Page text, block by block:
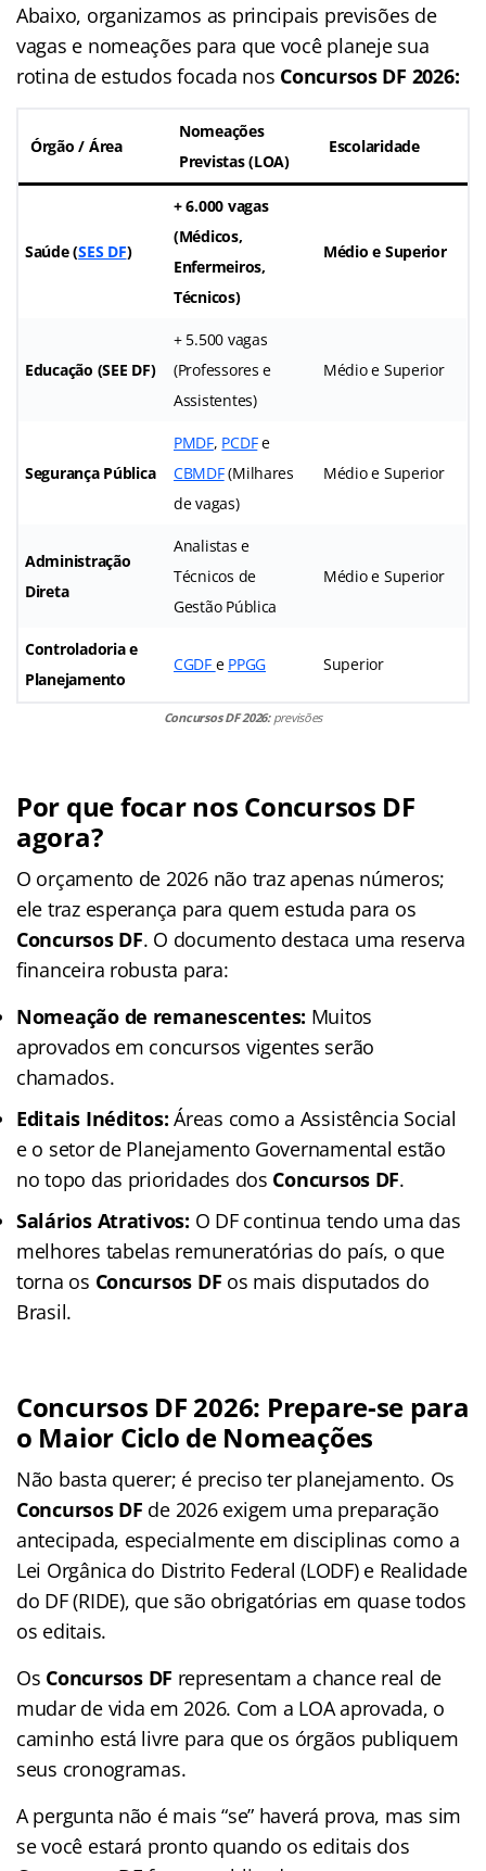
Abaixo, organizamos as principais previsões de
vagas e nomeações para que você planeje sua
rotina de estudos focada nos Concursos DF 2026:
Órgão / Área
Nomeações
Previstas (LOA)
Escolaridade
Saúde (SES DF)
+ 6.000 vagas
(Médicos,
Enfermeiros,
Técnicos)
Médio e Superior
Educação (SEE DF)
+ 5.500 vagas
(Professores e
Assistentes)
Médio e Superior
Segurança Pública
PMDF, PCDFe
CBMDF(Milhares
de vagas)
Médio e Superior
Administração
Direta
Analistas e
Técnicos de
Gestão Pública
Médio e Superior
Controladoria e
Planejamento
CGDF e PPGG Superior
Concursos DF 2026: previsões
Por que focar nos Concursos DF
agora?
O orçamento de 2026 não traz apenas números;
ele traz esperança para quem estuda para os
Concursos DF. O documento destaca uma reserva
financeira robusta para:
Nomeação de remanescentes: Muitos
aprovados em concursos vigentes serão
chamados.
Editais Inéditos: Áreas como a Assistência Social
e o setor de Planejamento Governamental estão
no topo das prioridades dos Concursos DF.
Salários Atrativos: O DF continua tendo uma das
melhores tabelas remuneratórias do país, o que
torna os Concursos DF os mais disputados do
Brasil.
Concursos DF 2026: Prepare-se para
o Maior Ciclo de Nomeações
Não basta querer; é preciso ter planejamento. Os
Concursos DF de 2026 exigem uma preparação
antecipada, especialmente em disciplinas como a
Lei Orgânica do Distrito Federal (LODF) e Realidade
do DF (RIDE), que são obrigatórias em quase todos
os editais.
Os Concursos DF representam a chance real de
mudar de vida em 2026. Com a LOA aprovada, o
caminho está livre para que os órgãos publiquem
seus cronogramas.
A pergunta não é mais “se” haverá prova, mas sim
se você estará pronto quando os editais dos